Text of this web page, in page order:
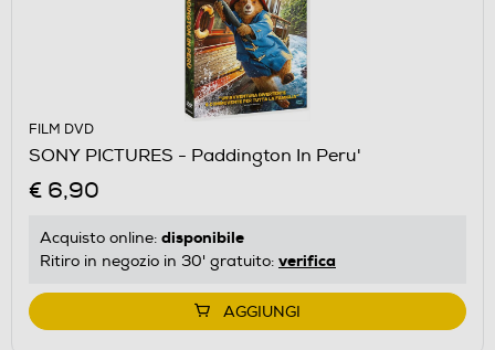
FILM DVD
SONY PICTURES - Paddington In Peru'
€ 6,90
Acquisto online: disponibile
Ritiro in negozio in 30' gratuito: verifica
AGGIUNGI